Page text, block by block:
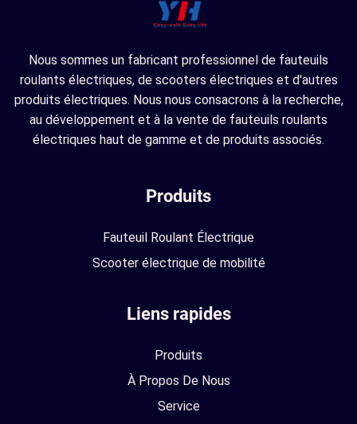
Nous sommes un fabricant professionnel de fauteuils
roulants électriques, de scooters électriques et d'autres
produits électriques. Nous nous consacrons à la recherche,
au développement et à la vente de fauteuils roulants
électriques haut de gamme et de produits associés.
Produits
Fauteuil Roulant Électrique
Scooter électrique de mobilité
Liens rapides
Produits
À Propos De Nous
Service